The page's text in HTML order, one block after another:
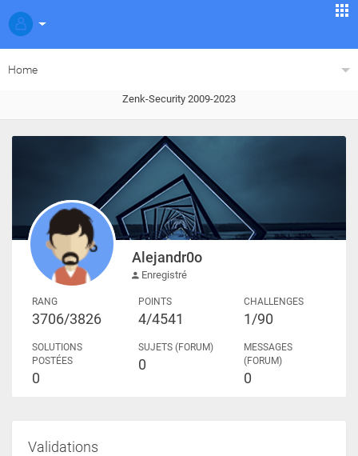
Home
Zenk-Security 2009-2023
Alejandr0o
Enregistré
RANG
3706/3826
POINTS
4/4541
CHALLENGES
1/90
SOLUTIONS
POSTÉES
0
SUJETS (FORUM)
0
MESSAGES
(FORUM)
0
Validations